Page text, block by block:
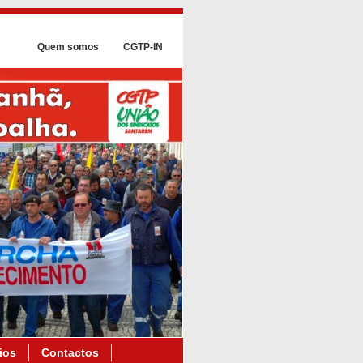
Quem somos CGTP-IN
Contactos